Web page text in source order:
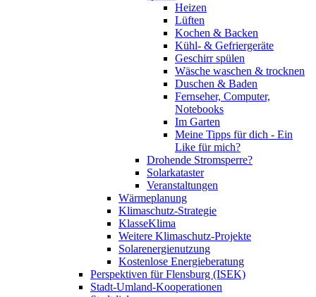
Heizen
Lüften
Kochen & Backen
Kühl- & Gefriergeräte
Geschirr spülen
Wäsche waschen & trocknen
Duschen & Baden
Fernseher, Computer,
Notebooks
Im Garten
Meine Tipps für dich - Ein
Like für mich?
Drohende Stromsperre?
Solarkataster
Veranstaltungen
Wärmeplanung
Klimaschutz-Strategie
KlasseKlima
Weitere Klimaschutz-Projekte
Solarenergienutzung
Kostenlose Energieberatung
Perspektiven für Flensburg (ISEK)
Stadt-Umland-Kooperationen